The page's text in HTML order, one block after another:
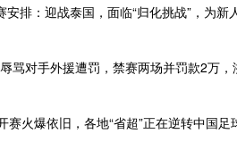
安排：迎战泰国，面临“归化挑战”，为新
骂对手外援遭罚，禁赛两场并罚款2万，
赛火爆依旧，各地“省超”正在逆转中国足